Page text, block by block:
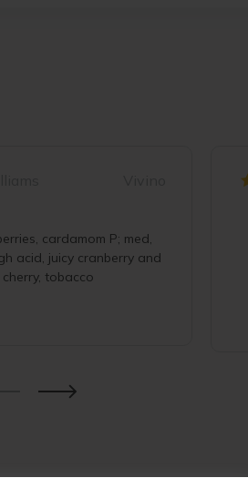
cardamom P; med,
acid, juicy cranberry and
cherry, tobacco